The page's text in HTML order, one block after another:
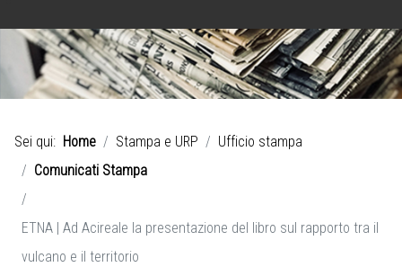
Sei qui: Home Stampa e URP
Ufficio stampa
Comunicati Stampa
ETNA | Ad Acireale la presentazione del libro sul rapporto tra il
vulcano e il territorio